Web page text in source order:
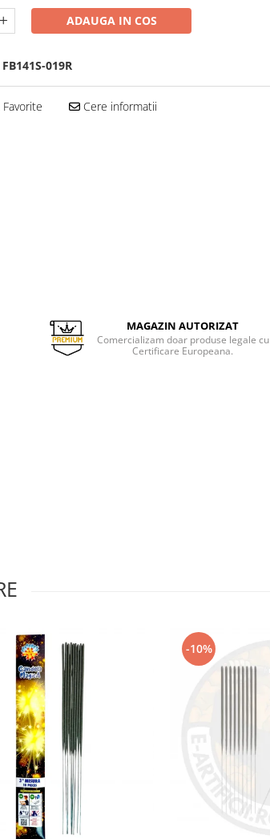
ADAUGA IN COS
FB141S-019R
Favorite Cere informatii
MAGAZIN AUTORIZAT
Comercializam doar produse legale cu
Certificare Europeana.
-10%